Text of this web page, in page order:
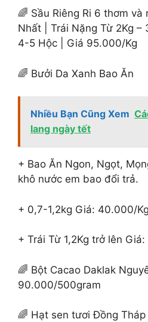
🌈 Sầu Riêng Ri 6 thơm và
Nhất | Trái Nặng Từ 2Kg –
4-5 Hộc | Giá 95.000/Kg
🌈 Bưởi Da Xanh Bao Ăn
Nhiều Bạn Cũng Xem
lang ngày tết
+ Bao Ăn Ngon, Ngọt,
khô nước em bao đổi trả.
+ 0,7-1,2kg Giá: 40.000/Kg
+ Trái Từ 1,2Kg trở lên
🌈 Bột Cacao Daklak
90.000/500gram
🌈 Hạt sen tươi Đồng